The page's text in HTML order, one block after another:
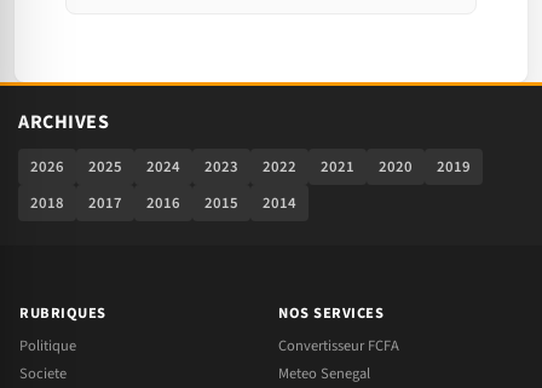
ARCHIVES
2026 2025 2024 2023 2022 2021 2020
2019
2018
2017 2016 2015 2014
RUBRIQUES
Politique
Societe
NOS SERVICES
Convertisseur FCFA
Meteo Senegal